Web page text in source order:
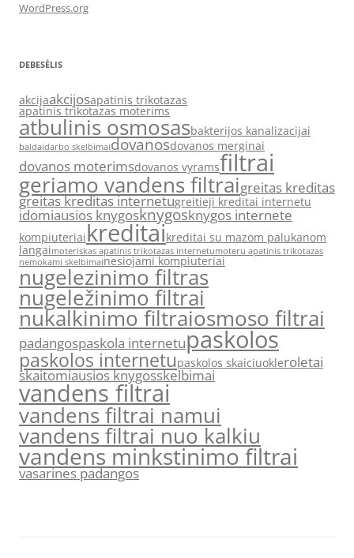
WordPress.org
DEBESĖLIS
akcijaakcijosapatinis trikotazas
apatinis trikotazas moterims
atbulinis osmosasbakterijos kanalizacijai
baldaidarbo skelbimaidovanosdovanos merginai
dovanos moterimsdovanos vyramsfiltrai
geriamo vandens filtraigreitas kreditas
greitas kreditas internetugreitieji kreditai internetu
idomiausios knygosknygosknygos internete
kompiuteriaikreditaikreditai su mazom palukanom
langaimoteriskas apatinis trikotazas internetumoteru apatinis trikotazas
nemokami skelbimainesiojami kompiuteriai
nugelezinimo filtras
nugeležinimo filtrai
nukalkinimo filtraiosmoso filtrai
padangospaskola internetupaskolos
paskolos internetupaskolos skaiciuokleroletai
skaitomiausios knygosskelbimai
vandens filtrai
vandens filtrai namui
vandens filtrai nuo kalkiu
vandens minkstinimo filtrai
vasarines padangos